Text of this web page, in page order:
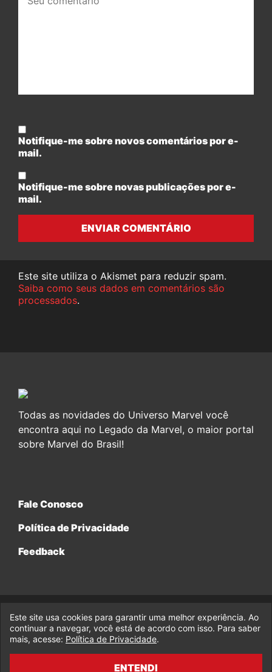
comentário:
Notifique-me sobre novos comentários por e-
mail.
Notifique-me sobre novas publicações por e-
mail.
ENVIAR COMENTÁRIO
Este site utiliza o Akismet para reduzir spam.
Saiba como seus dados em comentários são
processados.
Todas as novidades do Universo Marvel você
encontra aqui no Legado da Marvel, o maior portal
sobre Marvel do Brasil!
Fale Conosco
Política de Privacidade
Feedback
© 2017-2026 Legado da Marvel, uma empresa da Legado
Enterprises.
fabiolobo
Este site usa cookies para garantir uma melhor experiência. Ao
continuar a navegar, você está de acordo com isso. Para saber
mais, acesse: Política de Privacidade.
ENTENDI